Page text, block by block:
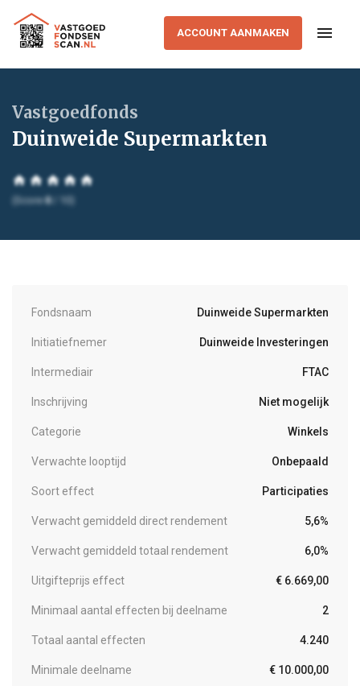
ACCOUNT AANMAKEN menu
Vastgoedfonds
Duinweide Supermarkten
home home home home home
(Score0/ 10)
Fondsnaam Duinweide Supermarkten
Initiatiefnemer Duinweide Investeringen
Intermediair FTAC
Inschrijving Niet mogelijk
Categorie Winkels
Verwachte looptijd Onbepaald
Soort effect Participaties
Verwacht gemiddeld direct rendement 5,6%
Verwacht gemiddeld totaal rendement 6,0%
Uitgifteprijs effect € 6.669,00
Minimaal aantal effecten bij deelname 2
Totaal aantal effecten 4.240
Minimale deelname € 10.000,00